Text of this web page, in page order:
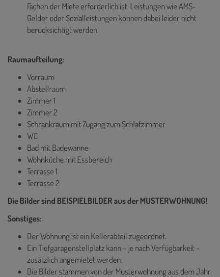
Fachen der Miete erforderlich ist. Leistungen wie AMS-
Gelder oder Sozialleistungen können dabei leider nicht
berücksichtigt werden.
Raumaufteilung:
Vorraum
Abstellraum
Zimmer 1
Zimmer 2
Schrankraum mit Zugang zum Schlafzimmer
WC
Bad mit Badewanne
Wohnküche mit Essbereich
Terrasse 1
Terrasse 2
Die Bilder sind BEISPIELBILDER aus der MUSTERWOHNUNG!
Sonstiges:
Der Wohnung ist ein Kellerabteil zugeordnet.
Ein Tiefgaragenstellplatz kann – je nach Verfügbarkeit –
zusätzlich angemietet werden.
Die Bilder stammen von der Musterwohnung aus dem Jahr